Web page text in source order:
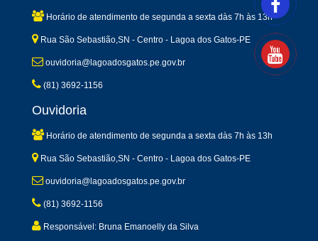
Horário de atendimento de segunda a sexta dàs 7h às 13h
Rua São Sebastião,SN - Centro - Lagoa dos Gatos-PE
ouvidoria@lagoadosgatos.pe.gov.br
(81) 3692-1156
Ouvidoria
Horário de atendimento de segunda a sexta dàs 7h às 13h
Rua São Sebastião,SN - Centro - Lagoa dos Gatos-PE
ouvidoria@lagoadosgatos.pe.gov.br
(81) 3692-1156
Responsável: Bruna Emanoelly da Silva